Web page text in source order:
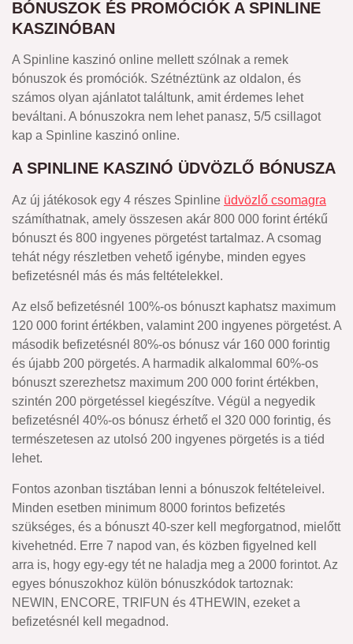
BÓNUSZOK ÉS PROMÓCIÓK A SPINLINE
KASZINÓBAN
A Spinline kaszinó online mellett szólnak a remek
bónuszok és promóciók. Szétnéztünk az oldalon, és
számos olyan ajánlatot találtunk, amit érdemes lehet
beváltani. A bónuszokra nem lehet panasz, 5/5 csillagot
kap a Spinline kaszinó online.
A SPINLINE KASZINÓ ÜDVÖZLŐ BÓNUSZA
Az új játékosok egy 4 részes Spinline üdvözlő csomagra
számíthatnak, amely összesen akár 800 000 forint értékű
bónuszt és 800 ingyenes pörgetést tartalmaz. A csomag
tehát négy részletben vehető igénybe, minden egyes
befizetésnél más és más feltételekkel.
Az első befizetésnél 100%-os bónuszt kaphatsz maximum
120 000 forint értékben, valamint 200 ingyenes pörgetést. A
második befizetésnél 80%-os bónusz vár 160 000 forintig
és újabb 200 pörgetés. A harmadik alkalommal 60%-os
bónuszt szerezhetsz maximum 200 000 forint értékben,
szintén 200 pörgetéssel kiegészítve. Végül a negyedik
befizetésnél 40%-os bónusz érhető el 320 000 forintig, és
természetesen az utolsó 200 ingyenes pörgetés is a tiéd
lehet.
Fontos azonban tisztában lenni a bónuszok feltételeivel.
Minden esetben minimum 8000 forintos befizetés
szükséges, és a bónuszt 40-szer kell megforgatnod, mielőtt
kivehetnéd. Erre 7 napod van, és közben figyelned kell
arra is, hogy egy-egy tét ne haladja meg a 2000 forintot. Az
egyes bónuszokhoz külön bónuszkódok tartoznak:
NEWIN, ENCORE, TRIFUN és 4THEWIN, ezeket a
befizetésnél kell megadnod.